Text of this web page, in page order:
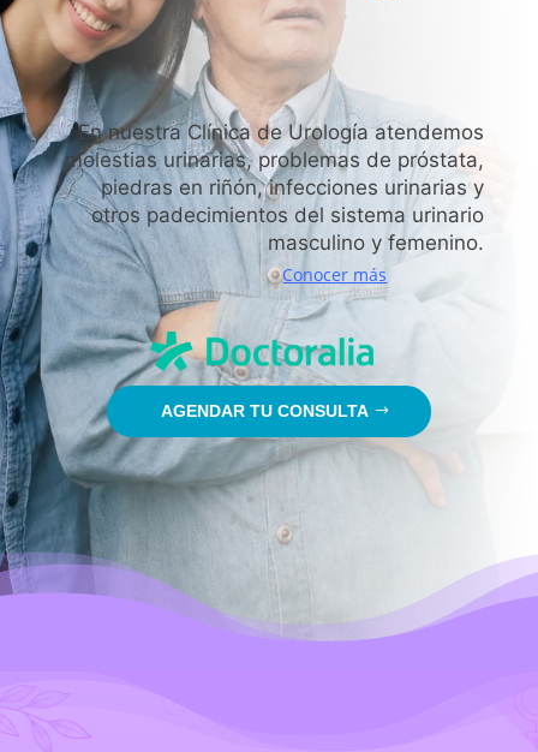
En nuestra Clínica de Urología atendemos
molestias urinarias, problemas de próstata,
piedras en riñón, infecciones urinarias y
otros padecimientos del sistema urinario
masculino y femenino.
Conocer más
AGENDAR TU CONSULTA